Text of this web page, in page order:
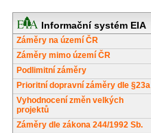
Informační systém EIA
Záměry na území ČR
Záměry mimo území ČR
Podlimitní záměry
Prioritní dopravní záměry dle §23a
Vyhodnocení změn velkých
projektů
Záměry dle zákona 244/1992 Sb.